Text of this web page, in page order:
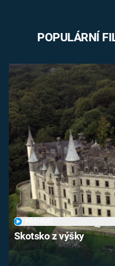
POPULÁRNÍ
Skotsko z výšky